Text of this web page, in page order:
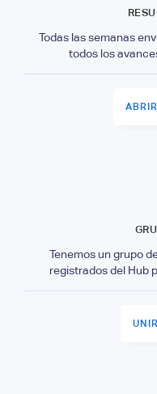
Todas las semanas
todos los
Tenemos un grupo
registrados del Hub